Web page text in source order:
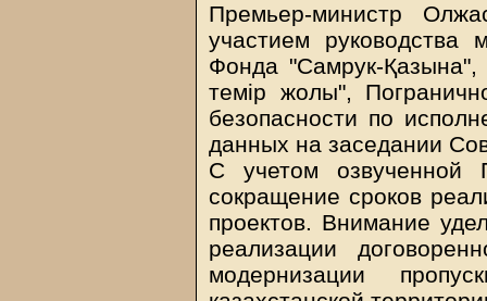
Премьер-министр
участием руководства
Фонда "Самрук-Қазына",
темiр жолы",
безопасности по
данных на заседании
С учетом озвученной
сокращение сроков
проектов. Внимание
реализации
модернизации